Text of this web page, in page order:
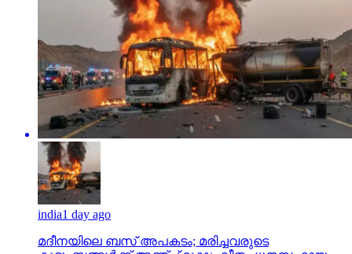
india1 day ago
മദീനയിലെ ബസ് അപകടം; മരിച്ചവരുടെ